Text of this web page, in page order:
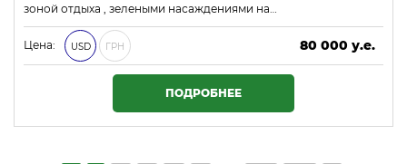
зоной отдыха , зелеными насаждениями на…
Цена: USD ГРН
80 000 у.е.
3 440 000 ₴
ПОДРОБНЕЕ